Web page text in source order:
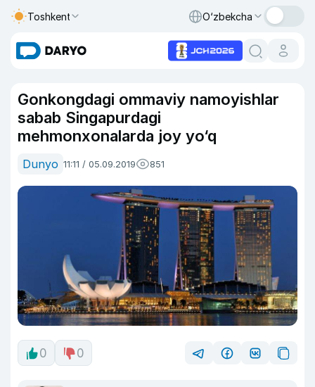
Toshkent O‘zbekcha
Gonkongdagi ommaviy namoyishlar
sabab Singapurdagi
mehmonxonalarda joy yo‘q
Dunyo 11:11 / 05.09.2019 851
0 0